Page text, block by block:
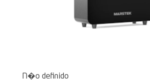
N�o definido